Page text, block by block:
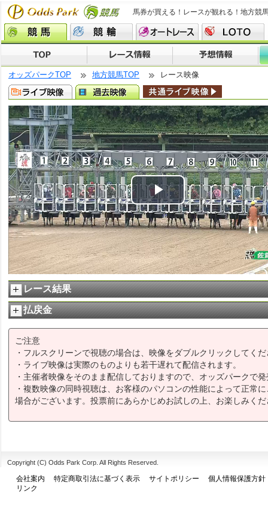
馬券が買える！レースが観れる！地方競
オッズパークTOP 地方競馬TOP レース映像
Play
Video
レース結果
払戻金
ご注意
・フルスクリーンで視聴の場合は、映像をダブルクリックしてく
・ライブ映像は実際のものよりも若干遅れて配信されます。
・主催者映像をそのまま配信しておりますので、オッズパークで
・複数映像の同時視聴は、お客様のパソコンの性能によって正常
場合がございます。投票前にあらかじめお試しの上、お楽しみく
Copyright (C) Odds Park Corp. All Rights Reserved.
会社案内 特定商取引法に基づく表示 サイトポリシー
個人情報保護方針
リンク